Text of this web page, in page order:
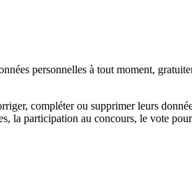
personnelles à tout moment,
compléter ou supprimer leurs
la participation au concours, le vote